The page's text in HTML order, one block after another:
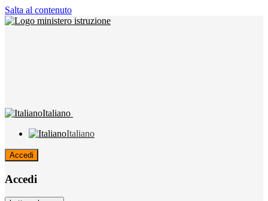
Salta al contenuto
Italiano
Italiano
Accedi
Accedi